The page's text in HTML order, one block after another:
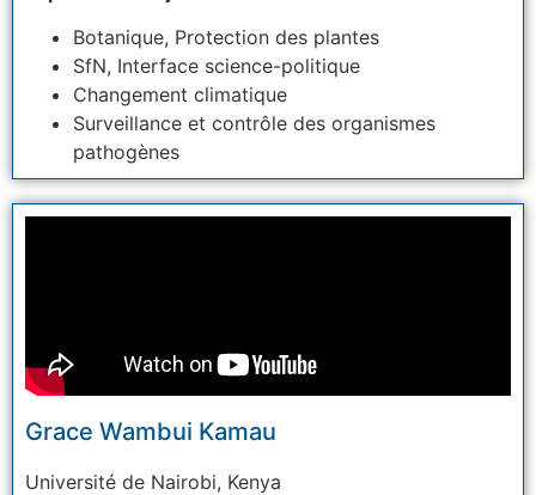
Botanique, Protection des plantes
SfN, Interface science-politique
Changement climatique
Surveillance et contrôle des organismes
pathogènes
Grace Wambui Kamau
Université de Nairobi, Kenya